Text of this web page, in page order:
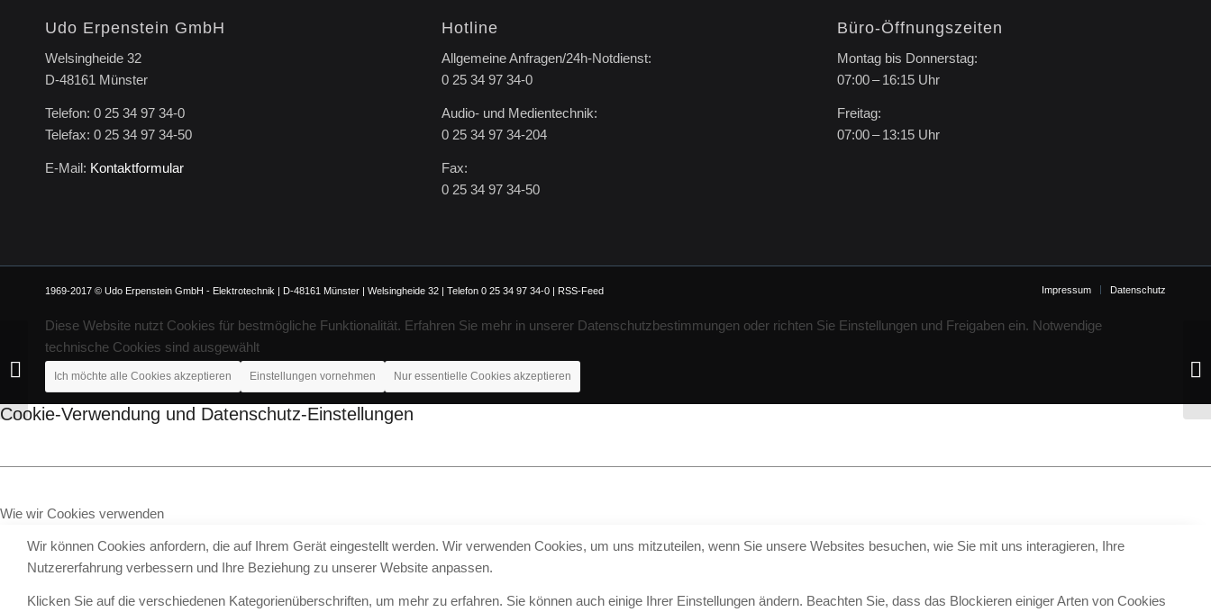
Udo Erpenstein GmbH
Welsingheide 32
D-48161 Münster
Telefon: 0 25 34 97 34-0
Telefax: 0 25 34 97 34-50
E-Mail: Kontaktformular
Hotline
Allgemeine Anfragen/24h-Notdienst:
0 25 34 97 34-0
Audio- und Medientechnik:
0 25 34 97 34-204
Fax:
0 25 34 97 34-50
Büro-Öffnungszeiten
Montag bis Donnerstag:
07:00 – 16:15 Uhr
Freitag:
07:00 – 13:15 Uhr
1969-2017 © Udo Erpenstein GmbH - Elektrotechnik | D-48161 Münster | Welsingheide 32 | Telefon 0 25 34 97 34-0 | RSS-Feed Impressum Datenschutz
MIC Münster
Diese Website nutzt Cookies für bestmögliche Funktionalität. Erfahren Sie mehr in unserer Datenschutzbestimmungen oder richten Sie Einstellungen und Freigaben ein. Notwendige
technische Cookies sind ausgewählt
Ich möchte alle Cookies akzeptieren Einstellungen vornehmen Nur essentielle Cookies akzeptieren
Cookie-Verwendung und Datenschutz-Einstellungen
Wie wir Cookies verwenden
Wir können Cookies anfordern, die auf Ihrem Gerät eingestellt werden. Wir verwenden Cookies, um uns mitzuteilen, wenn Sie unsere Websites besuchen, wie Sie mit uns interagieren, Ihre
Nutzererfahrung verbessern und Ihre Beziehung zu unserer Website anpassen.
Klicken Sie auf die verschiedenen Kategorienüberschriften, um mehr zu erfahren. Sie können auch einige Ihrer Einstellungen ändern. Beachten Sie, dass das Blockieren einiger Arten von Cookies